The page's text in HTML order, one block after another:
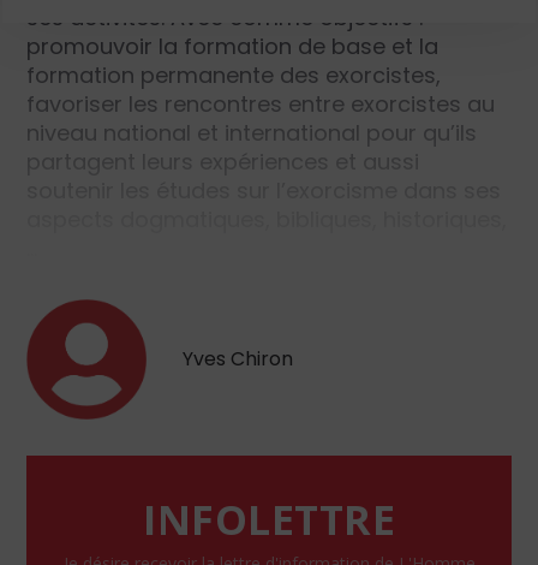
ses activités. Avec comme objectifs :
promouvoir la formation de base et la
formation permanente des exorcistes,
favoriser les rencontres entre exorcistes au
niveau national et international pour qu’ils
Yves Chiron
INFOLETTRE